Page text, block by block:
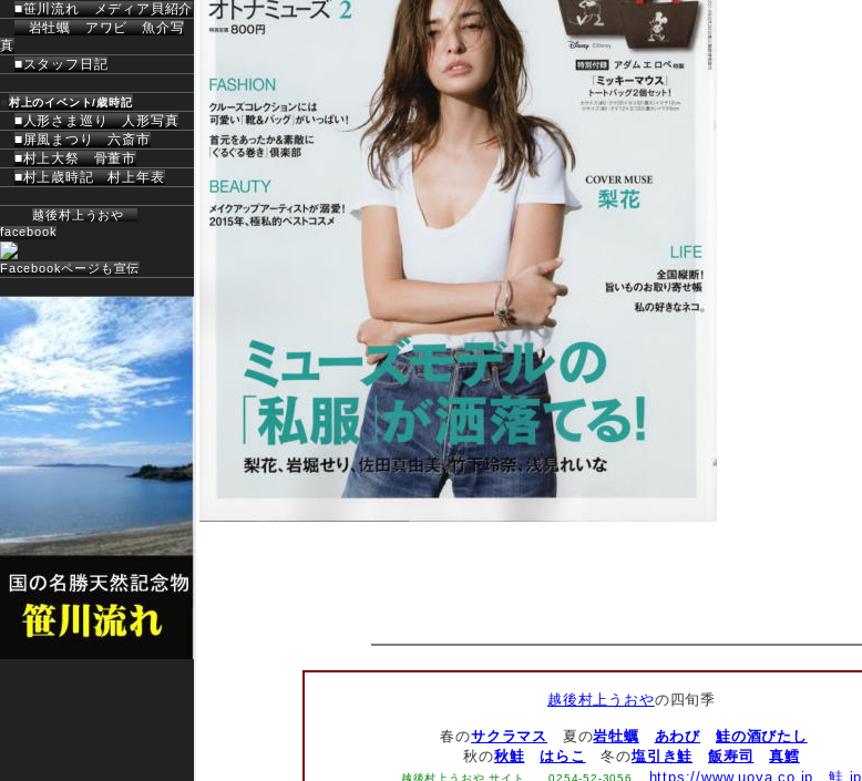
越後村上うおやの四旬季
春のサクラマス 夏の岩牡蠣 あわび
鮭の酒びたし
秋の秋鮭 はらこ 冬の塩引き鮭 飯寿司 真鱈
越後村上うおや サイト 0254-52-3056 https://www.uoya.co.jp 鮭.jp
■笹川流れメディア貝紹介
岩牡蠣アワビ魚介写
真
■スタッフ日記
村上のイベント/歳時記
■人形さま巡り人形写真
■屏風まつり六斎市
■村上大祭骨董市
■村上歳時記村上年表
越後村上うおや
facebook
Facebookページも宣伝